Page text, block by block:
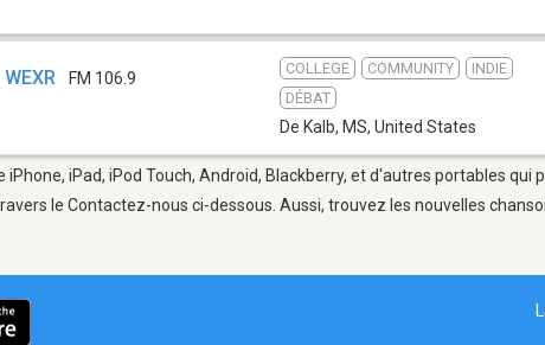
FM 106.9
COLLEGE COMMUNITY
INDIE
DÉBAT
De Kalb, MS, United States
iPhone, iPad, iPod Touch, Android, Blackberry, et d'autres portables qui
le Contactez-nous ci-dessous. Aussi, trouvez les nouvelles